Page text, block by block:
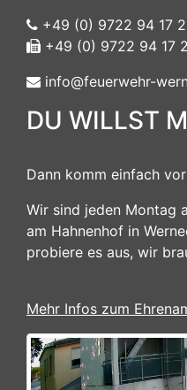
+49 (0) 9722 94 17
+49 (0) 9722 94 17
info@feuerwehr-
DU WILLST
Dann komm einfach
Wir sind jeden Montag
am Hahnenhof in
probiere es aus, wir
Mehr Infos zum